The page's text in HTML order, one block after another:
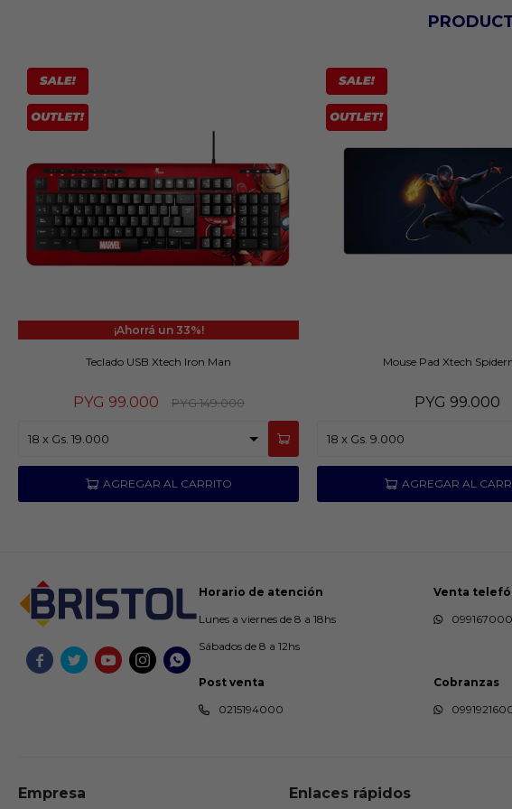
33
Teclado USB Xtech Iron Man
PYG 99.000 PYG 149.000
Mouse Pad Xtech
PYG 99.000
    
Horario de atención
Lunes a viernes de 8 a 18hs
Sábados de 8 a 12hs
Venta
Post venta
0215194000
Cobranzas
Empresa Enlaces rápidos